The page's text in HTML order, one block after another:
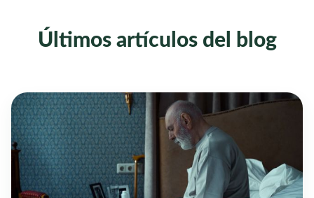
Últimos artículos del blog